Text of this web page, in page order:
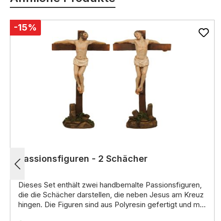
-15%
Passionsfiguren - 2 Schächer
Dieses Set enthält zwei handbemalte Passionsfiguren
die die Schächer darstellen, die neben Jesus am Kreuz
hingen. Die Figuren sind aus Polyresin gefertigt und mit